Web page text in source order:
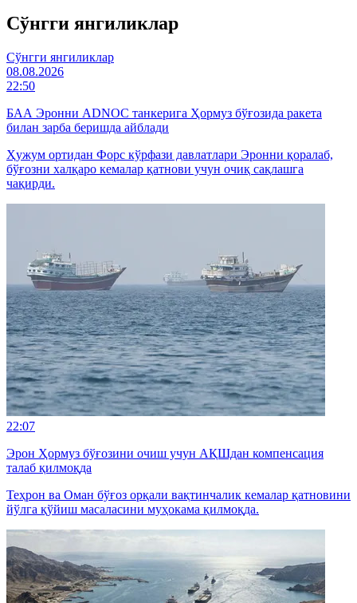
Cўнгги янгиликлар
Cўнгги янгиликлар
08.08.2026
22:50
БАА Эронни ADNOC танкерига Ҳормуз бўғозида ракета
билан зарба беришда айблади
Ҳужум ортидан Форс кўрфази давлатлари Эронни қоралаб,
бўғозни халқаро кемалар қатнови учун очиқ сақлашга
чақирди.
22:07
Эрон Ҳормуз бўғозини очиш учун АҚШдан компенсация
талаб қилмоқда
Теҳрон ва Оман бўғоз орқали вақтинчалик кемалар қатновини
йўлга қўйиш масаласини муҳокама қилмоқда.